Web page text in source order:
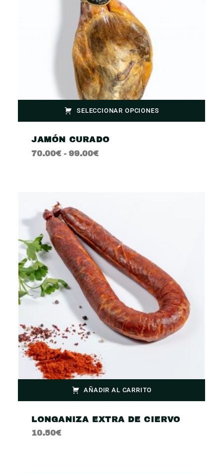
SELECCIONAR OPCIONES
JAMÓN CURADO
70.00€ - 99.00€
AÑADIR AL CARRITO
LONGANIZA EXTRA DE CIERVO
10.50€